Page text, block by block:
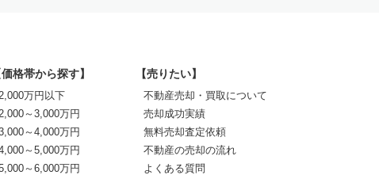
価格帯から探す】
万円以下
～3,000万円
～4,000万円
～5,000万円
～6,000万円
【売りたい】
不動産売却・買取について
売却成功実績
無料売却査定依頼
不動産の売却の流れ
よくある質問